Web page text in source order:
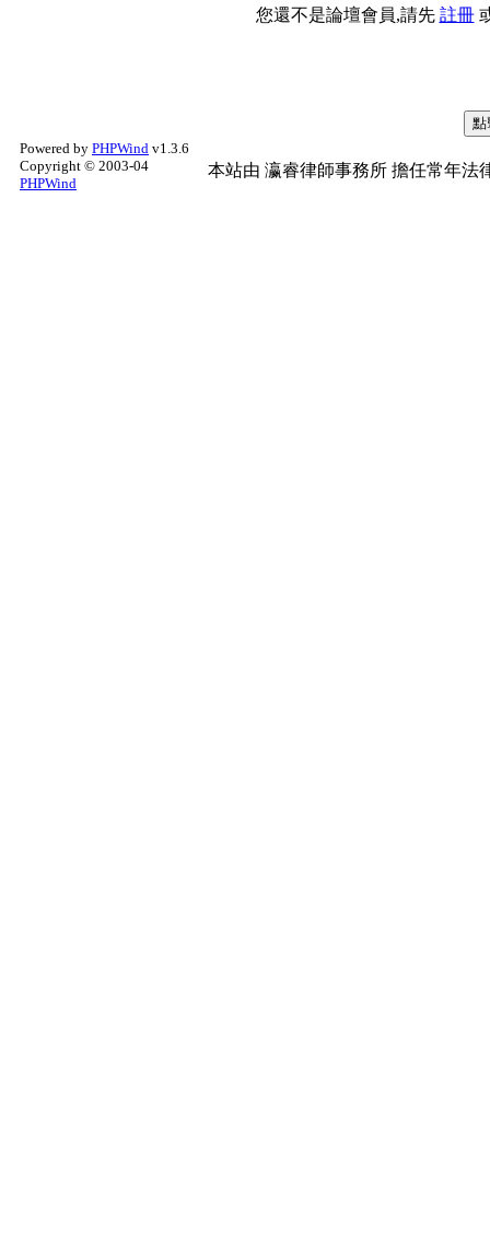
您還不是論壇會員,請先 註冊
Powered by PHPWind v1.3.6
Copyright © 2003-04
PHPWind
本站由 瀛睿律師事務所 擔任常年法